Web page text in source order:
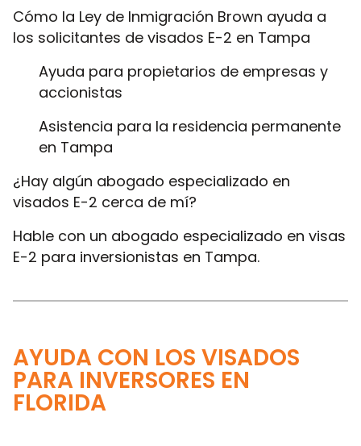
Cómo la Ley de Inmigración Brown ayuda a
los solicitantes de visados E-2 en Tampa
Ayuda para propietarios de empresas y
accionistas
Asistencia para la residencia permanente
en Tampa
¿Hay algún abogado especializado en
visados E-2 cerca de mí?
Hable con un abogado especializado en visas
E-2 para inversionistas en Tampa.
AYUDA CON LOS VISADOS
PARA INVERSORES EN
FLORIDA